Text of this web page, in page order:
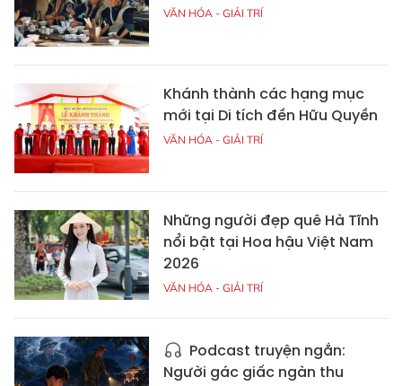
VĂN HÓA - GIẢI TRÍ
Khánh thành các hạng mục
mới tại Di tích đền Hữu Quyền
VĂN HÓA - GIẢI TRÍ
Những người đẹp quê Hà Tĩnh
nổi bật tại Hoa hậu Việt Nam
2026
VĂN HÓA - GIẢI TRÍ
Podcast truyện ngắn:
Người gác giấc ngàn thu